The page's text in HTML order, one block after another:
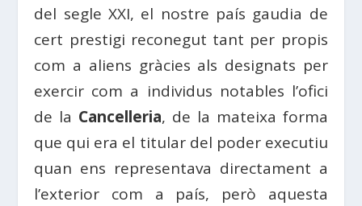
del segle XXI, el nostre país gaudia de
cert prestigi reconegut tant per propis
com a aliens gràcies als designats per
exercir com a individus notables l’ofici
de la Cancelleria, de la mateixa forma
que qui era el titular del poder executiu
quan ens representava directament a
l’exterior com a país, però aquesta